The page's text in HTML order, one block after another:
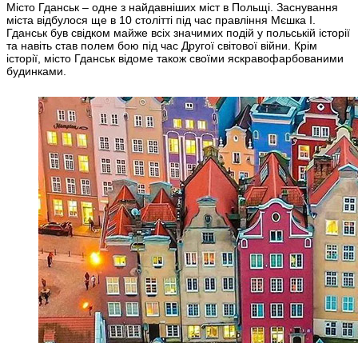
Місто Гданськ – одне з найдавніших міст в Польщі. Заснування
міста відбулося ще в 10 столітті під час правління Мєшка І.
Гданськ був свідком майже всіх значимих подій у польській історії
та навіть став полем бою під час Другої світової війни. Крім
історії, місто Гданськ відоме також своїми яскравофарбованими
будинками.